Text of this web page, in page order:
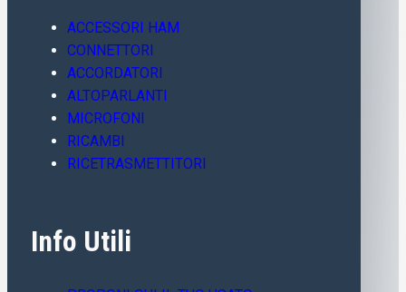
ACCESSORI HAM
CONNETTORI
ACCORDATORI
ALTOPARLANTI
MICROFONI
RICAMBI
RICETRASMETTITORI
Info Utili